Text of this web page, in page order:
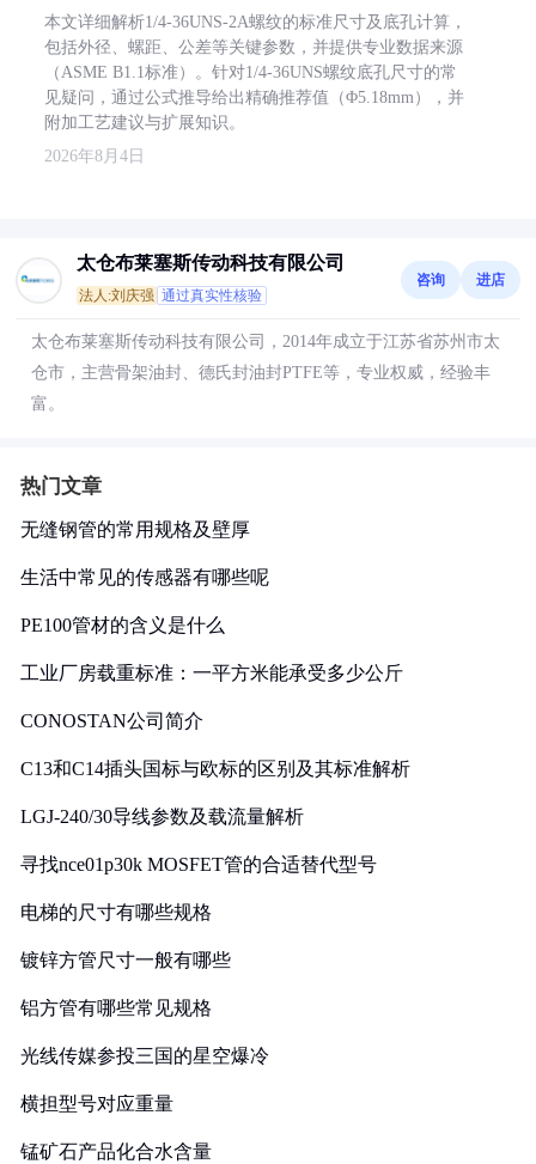
本文详细解析1/4-36UNS-2A螺纹的标准尺寸及底孔计算，
包括外径、螺距、公差等关键参数，并提供专业数据来源
（ASME B1.1标准）。针对1/4-36UNS螺纹底孔尺寸的常
见疑问，通过公式推导给出精确推荐值（Φ5.18mm），并
附加工艺建议与扩展知识。
2026年8月4日
太仓布莱塞斯传动科技有限公司
法人:刘庆强 通过真实性核验
咨询 进店
太仓布莱塞斯传动科技有限公司，2014年成立于江苏省苏州市太
仓市，主营骨架油封、德氏封油封PTFE等，专业权威，经验丰
富。
热门文章
无缝钢管的常用规格及壁厚
生活中常见的传感器有哪些呢
PE100管材的含义是什么
工业厂房载重标准：一平方米能承受多少公斤
CONOSTAN公司简介
C13和C14插头国标与欧标的区别及其标准解析
LGJ-240/30导线参数及载流量解析
寻找nce01p30k MOSFET管的合适替代型号
电梯的尺寸有哪些规格
镀锌方管尺寸一般有哪些
铝方管有哪些常见规格
光线传媒参投三国的星空爆冷
横担型号对应重量
锰矿石产品化合水含量